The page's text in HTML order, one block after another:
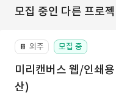
모집 중인 다른 프로
📔 외주 모집 중
미리캔버스 웹/인쇄
산)